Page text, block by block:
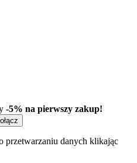
-5% na pierwszy zakup!
przetwarzaniu danych klikając